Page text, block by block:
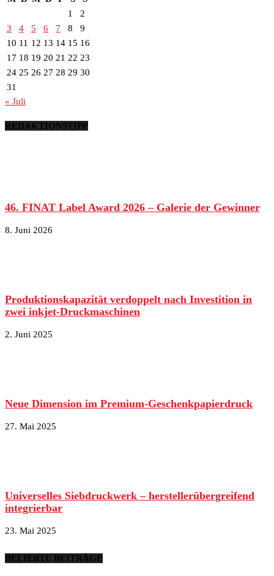
1
2
3
4 5 6 7 8
9
10 11 12 13 14 15 16
17 18 19 20 21 22 23
24 25 26 27 28 29 30
31
« Juli
REDAKTIONSTIPP
46. FINAT Label Award 2026 – Galerie der Gewinner
8. Juni 2026
Produktionskapazität verdoppelt nach Investition in
zwei inkjet-Druckmaschinen
2. Juni 2025
Neue Dimension im Premium-Geschenkpapierdruck
27. Mai 2025
Universelles Siebdruckwerk – herstellerübergreifend
integrierbar
23. Mai 2025
BELIEBTE BEITRÄGE